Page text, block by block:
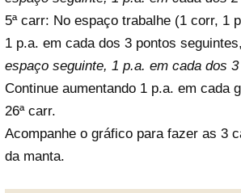
5ª carr: No espaço trabalhe (1 corr, 1
1 p.a. em cada dos 3 pontos seguintes,
espaço seguinte, 1 p.a. em cada dos
Continue aumentando 1 p.a. em cada
26ª carr.
Acompanhe o gráfico para fazer as 3
da manta.